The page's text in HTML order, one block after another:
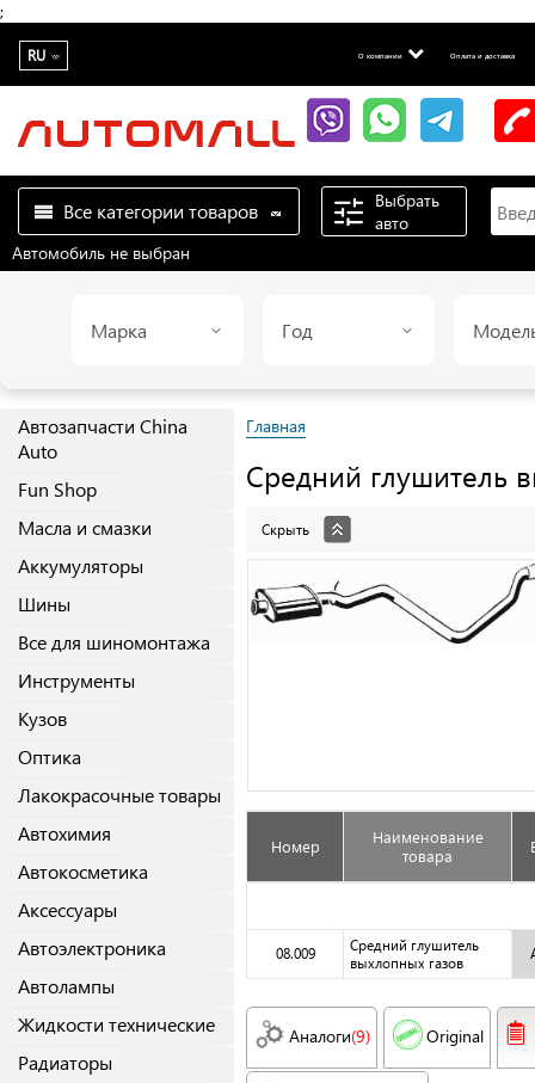
;
RU О компании Оплата и доставка
Все категории товаров
Выбрать
авто
Автомобиль не выбран
Марка Год
Автозапчасти China
Auto
Fun Shop
Масла и смазки
Аккумуляторы
Шины
Все для шиномонтажа
Инструменты
Кузов
Оптика
Лакокрасочные товары
Автохимия
Автокосметика
Аксессуары
Автоэлектроника
Автолампы
Жидкости технические
Радиаторы
Главная
Средний глушитель
Скрыть
Номер
Наименование
товара
08.009
Средний глушитель
выхлопных газов
Аналоги(9) Original